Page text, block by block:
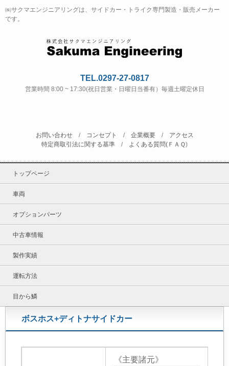
㈱サクマエンジニアリングは、サイドカー・トライク専門製造・販売メーカー
です。
TEL.0297-27-0817
営業時間 8:00 ~ 17:30(祝日営業・日曜日当番有）毎週土曜定休日
お問い合わせ/ コンセプト / 企業概要/
アクセス
特定商取引法に関する基準 / よくある質問(ＦＡＱ)
トップページ
車両
オプションパーツ
中古車情報
製作実績
運転方法
目から鱗
ボスホス+ディトナサイドカー
《主要諸元》